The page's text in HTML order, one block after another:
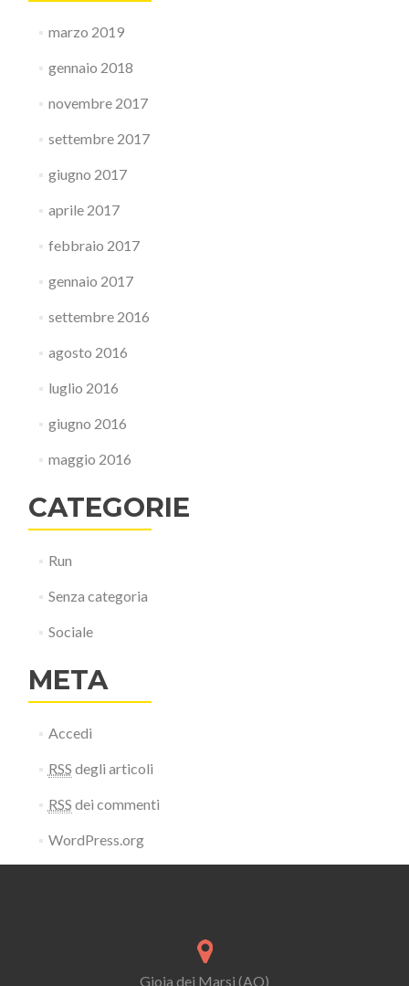
marzo 2019
gennaio 2018
novembre 2017
settembre 2017
giugno 2017
aprile 2017
febbraio 2017
gennaio 2017
settembre 2016
agosto 2016
luglio 2016
giugno 2016
maggio 2016
CATEGORIE
Run
Senza categoria
Sociale
META
Accedi
RSS degli articoli
RSS dei commenti
WordPress.org
Gioia dei Marsi (AQ)